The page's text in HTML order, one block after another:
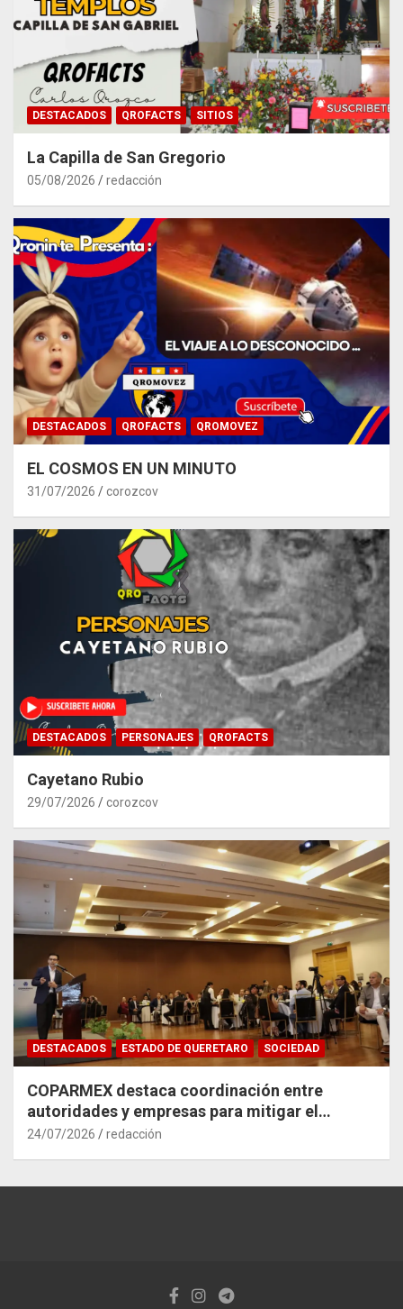
DESTACADOS QROFACTS SITIOS
La Capilla de San Gregorio
05/08/2026 redacción
DESTACADOS QROFACTS QROMOVEZ
EL COSMOS EN UN MINUTO
31/07/2026 corozcov
DESTACADOS PERSONAJES QROFACTS
Cayetano Rubio
29/07/2026 corozcov
DESTACADOS ESTADO DE QUERETARO SOCIEDAD
COPARMEX destaca coordinación entre
autoridades y empresas para mitigar el
impacto del Tren México–Querétaro
24/07/2026 redacción